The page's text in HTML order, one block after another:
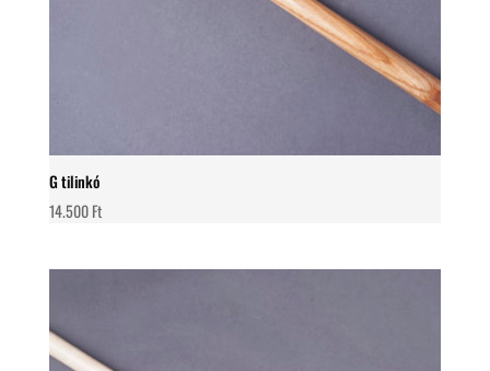
G tilinkó
14.500Ft